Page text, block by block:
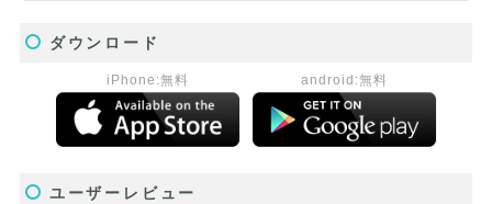
ダウンロード
iPhone:無料 android:無料
ユーザーレビュー